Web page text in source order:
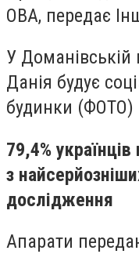
ОВА, передає
У
Данія будує
будинки (ФОТО)
79,4%
з
дослідження
Апарати